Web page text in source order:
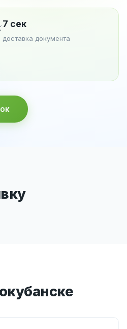
7 сек
доставка документа